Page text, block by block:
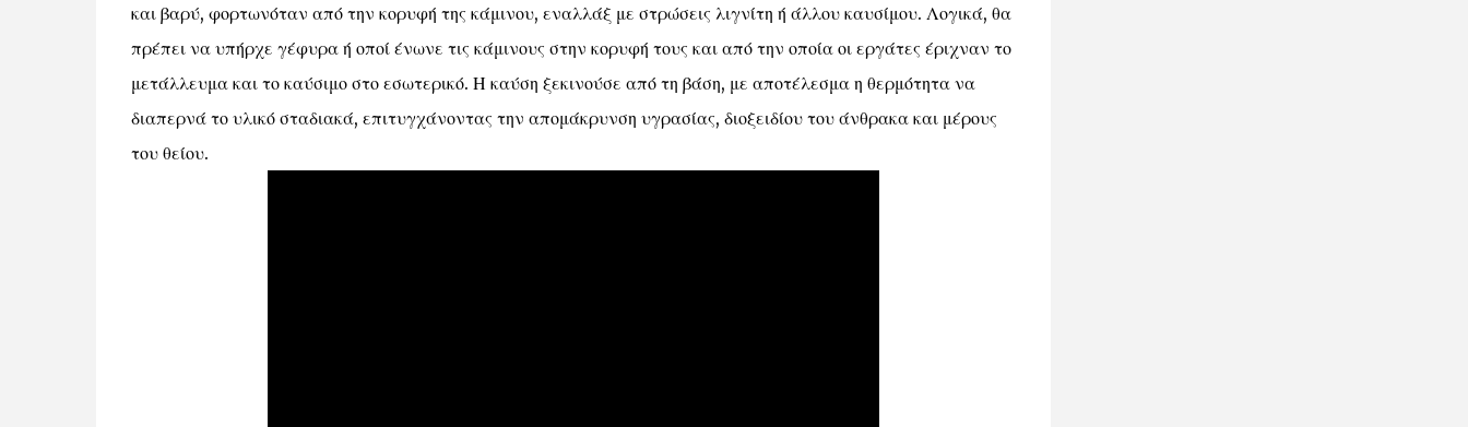
και βαρύ, φορτωνόταν από την κορυφή της κάμινου, εναλλάξ με στρώσεις λιγνίτη ή άλλου καυσίμου. Λογικά, θα
πρέπει να υπήρχε γέφυρα ή οποί ένωνε τις κάμινους στην κορυφή τους και από την οποία οι εργάτες έριχναν το
μετάλλευμα και το καύσιμο στο εσωτερικό. Η καύση ξεκινούσε από τη βάση, με αποτέλεσμα η θερμότητα να
διαπερνά το υλικό σταδιακά, επιτυγχάνοντας την απομάκρυνση υγρασίας, διοξειδίου του άνθρακα και μέρους
του θείου.